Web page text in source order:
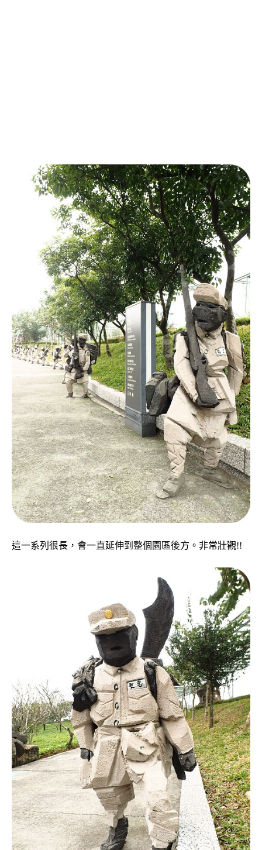
這一系列很長，會一直延伸到整個園區後方。非常壯觀!!